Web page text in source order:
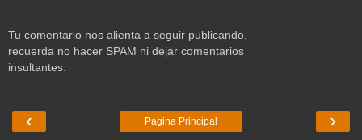
Tu comentario nos alienta a seguir publicando,
recuerda no hacer SPAM ni dejar comentarios
insultantes.
‹ ›
Página Principal